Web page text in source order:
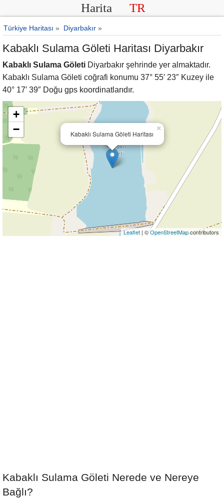
Harita TR
Türkiye Haritası » Diyarbakır »
Kabaklı Sulama Göleti Haritası Diyarbakır
Kabaklı Sulama Göleti Diyarbakır şehrinde yer almaktadır.
Kabaklı Sulama Göleti coğrafi konumu 37° 55′ 23″ Kuzey ile
40° 17′ 39″ Doğu gps koordinatlarıdır.
Kabaklı Sulama Göleti Haritası
×
+
−
Leaflet | ©OpenStreetMapcontributors
Kabaklı Sulama Göleti Nerede ve Nereye
Bağlı?